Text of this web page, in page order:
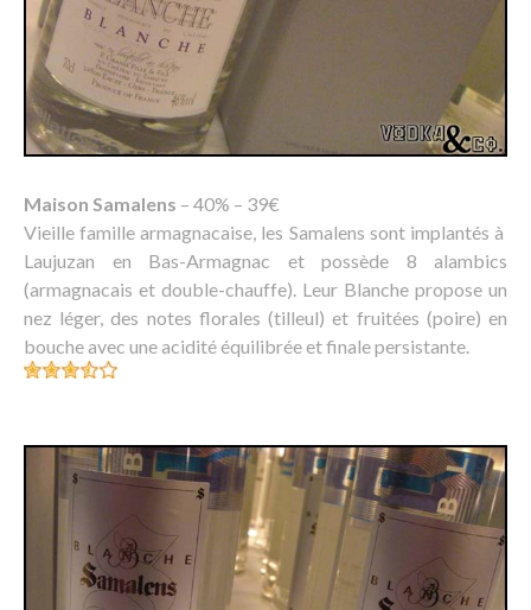
Maison Samalens – 40% – 39€
Vieille famille armagnacaise, les Samalens sont implantés à
Laujuzan en Bas-Armagnac et possède 8 alambics
(armagnacais et double-chauffe). Leur Blanche propose un
nez léger, des notes florales (tilleul) et fruitées (poire) en
bouche avec une acidité équilibrée et finale persistante.